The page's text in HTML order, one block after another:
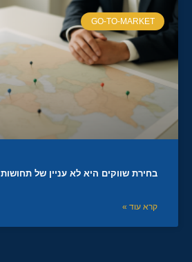
GO-TO-MARKET
בחירת שווקים היא לא עניין של תחושות
קרא עוד »